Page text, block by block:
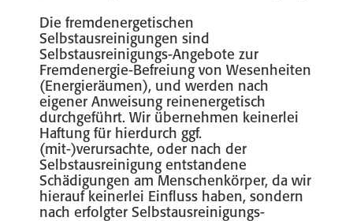
Die fremdenergetischen
Selbstausreinigungen sind
Selbstausreinigungs-Angebote zur
Fremdenergie-Befreiung von Wesenheiten
(Energieräumen), und werden nach
eigener Anweisung reinenergetisch
durchgeführt. Wir übernehmen keinerlei
Haftung für hierdurch ggf.
(mit-)verursachte, oder nach der
Selbstausreinigung entstandene
Schädigungen am Menschenkörper, da wir
hierauf keinerlei Einfluss haben, sondern
nach erfolgter Selbstausreinigungs-